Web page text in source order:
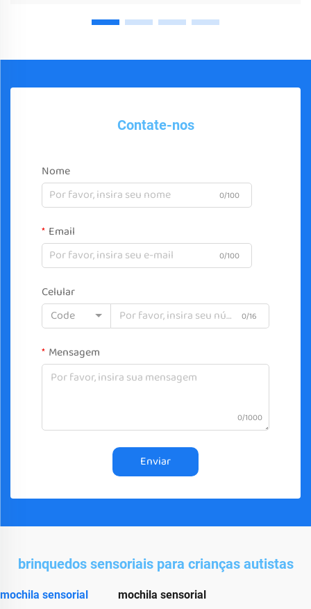
Contate-nos
Nome
0/100
Email
0/100
Celular
Code
0/16
Mensagem
0/1000
Enviar
brinquedos sensoriais para crianças autistas
mochila sensorial mochila sensorial